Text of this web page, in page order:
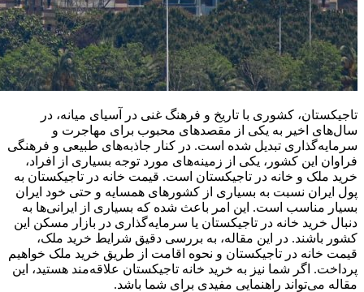
تاجیکستان، کشوری با تاریخ و فرهنگ غنی در آسیای میانه، در
سال‌های اخیر به یکی از مقصدهای محبوب برای مهاجرت و
سرمایه‌گذاری تبدیل شده است. در کنار جاذبه‌های طبیعی و فرهنگی
فراوان این کشور، یکی از زمینه‌های مورد توجه بسیاری از افراد،
خرید ملک و خانه در تاجیکستان است. قیمت خانه در تاجیکستان به
پول ایران نسبت به بسیاری از کشورهای همسایه و حتی خود ایران
بسیار مناسب است. این امر باعث شده که بسیاری از ایرانی‌ها به
دنبال خرید خانه در تاجیکستان یا سرمایه‌گذاری در بازار مسکن این
کشور باشند. در این مقاله، به بررسی دقیق شرایط خرید ملک،
قیمت خانه در تاجیکستان و نحوه اقامت از طریق خرید ملک خواهیم
پرداخت. اگر شما نیز به خرید خانه تاجیکستان علاقه‌مند هستید، این
مقاله می‌تواند راهنمایی مفیدی برای شما باشد.